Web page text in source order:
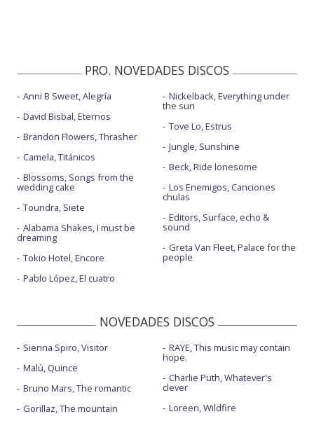
PRO. NOVEDADES DISCOS
Anni B Sweet, Alegría
David Bisbal, Eternos
Brandon Flowers, Thrasher
Camela, Titánicos
Blossoms, Songs from the
wedding cake
Toundra, Siete
Alabama Shakes, I must be
dreaming
Tokio Hotel, Encore
Pablo López, El cuatro
Nickelback, Everything under
the sun
Tove Lo, Estrus
Jungle, Sunshine
Beck, Ride lonesome
Los Enemigos, Canciones
chulas
Editors, Surface, echo &
sound
Greta Van Fleet, Palace for the
people
NOVEDADES DISCOS
Sienna Spiro, Visitor
Malú, Quince
Bruno Mars, The romantic
Gorillaz, The mountain
RAYE, This music may contain
hope.
Charlie Puth, Whatever's
clever
Loreen, Wildfire